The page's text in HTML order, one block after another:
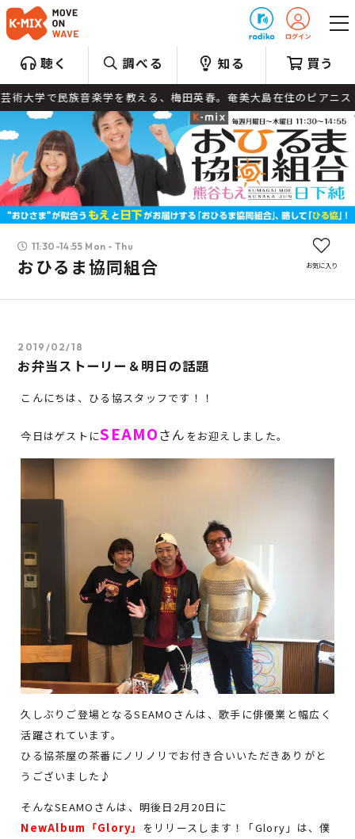
聴く 調べる 知る 買う
族音楽学を教える、梅田英春。奄美大島在住のピアニスト
11:30-14:55 Mon - Thu
おひるま協同組合 お気に入り
2019/02/18
お弁当ストーリー＆明日の話題
こんにちは、ひる協スタッフです！！
今日はゲストにSEAMOさん をお迎えしました。
久しぶりご登場となるSEAMOさんは、歌手に俳優業と幅広く
活躍されています。
ひる協茶屋の茶番にノリノリでお付き合いいただきありがと
うございました♪
そんなSEAMOさんは、明後日2月20日に
NewAlbum「Glory」
をリリースします！「Glory」は、僕